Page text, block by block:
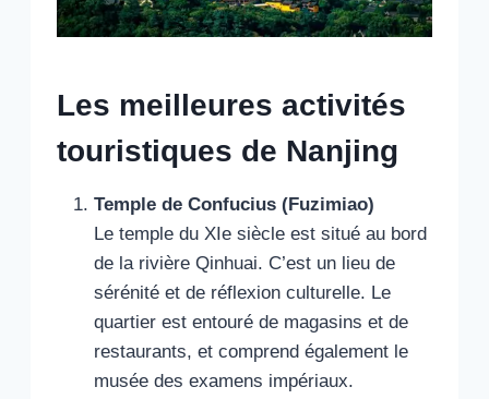
Les meilleures activités
touristiques de Nanjing
Temple de Confucius (Fuzimiao)
Le temple du XIe siècle est situé au bord
de la rivière Qinhuai. C’est un lieu de
sérénité et de réflexion culturelle. Le
quartier est entouré de magasins et de
restaurants, et comprend également le
musée des examens impériaux.